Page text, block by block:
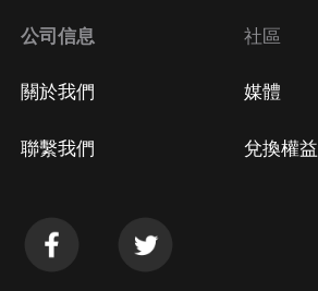
公司信息
關於我們
聯繫我們
社區
媒體
兌換權益